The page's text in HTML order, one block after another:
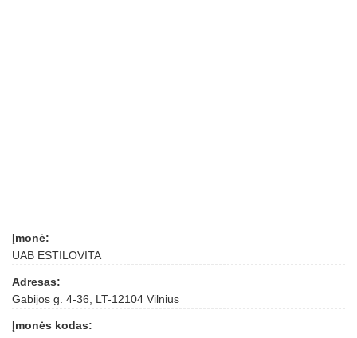
Įmonė:
UAB ESTILOVITA
Adresas:
Gabijos g. 4-36, LT-12104 Vilnius
Įmonės kodas: